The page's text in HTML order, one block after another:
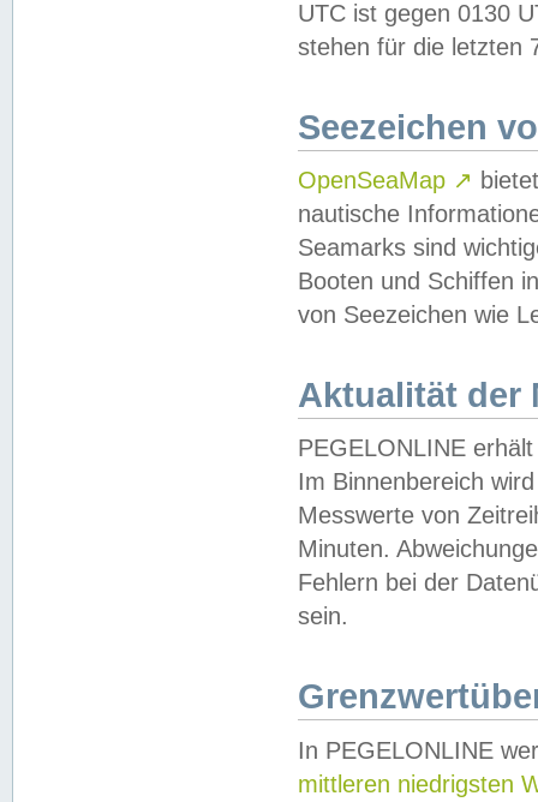
UTC ist gegen 0130
stehen für die letzten
Seezeichen
OpenSeaMap ↗
nautische
Seamarks sind
Booten und Schiffen
von Seezeichen wie
Aktualität der
PEGELONLINE
Im Binnenbereich
Messwerte von
Minuten.
Fehlern bei der
sein.
In PEGELONLINE
mittleren niedrigsten